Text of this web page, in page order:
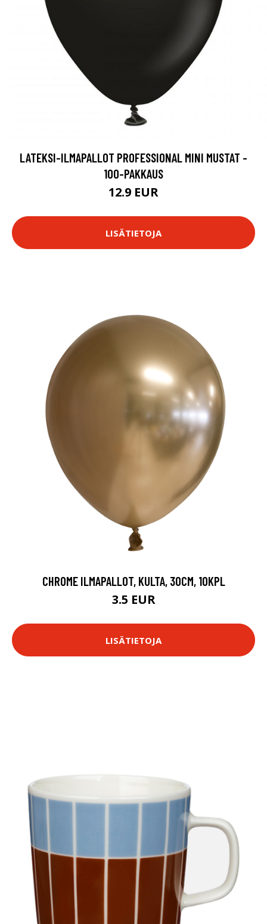
LATEKSI-ILMAPALLOT PROFESSIONAL MINI MUSTAT -
100-PAKKAUS
12.9 EUR
LISÄTIETOJA
CHROME ILMAPALLOT, KULTA, 30CM, 10KPL
3.5 EUR
LISÄTIETOJA